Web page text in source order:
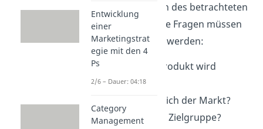
der Eigenschaften des betrachteten
Marktes. Folgende Fragen müssen
also beantwortet werden:
Was für ein Produkt wird
untersucht?
Wo befindet sich der Markt?
Wer bildet die Zielgruppe?
Entwicklung
einer
Marketingstrat
egie mit den 4
Ps
2/6 – Dauer: 04:18
Category
Management